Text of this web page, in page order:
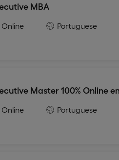
MBA
Online Portuguese
Master 100% Online
Online Portuguese